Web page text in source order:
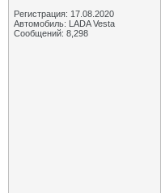
Регистрация: 17.08.2020
Автомобиль: LADA Vesta
Сообщений: 8,298